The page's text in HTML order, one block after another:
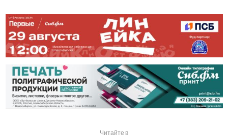
Читайте в